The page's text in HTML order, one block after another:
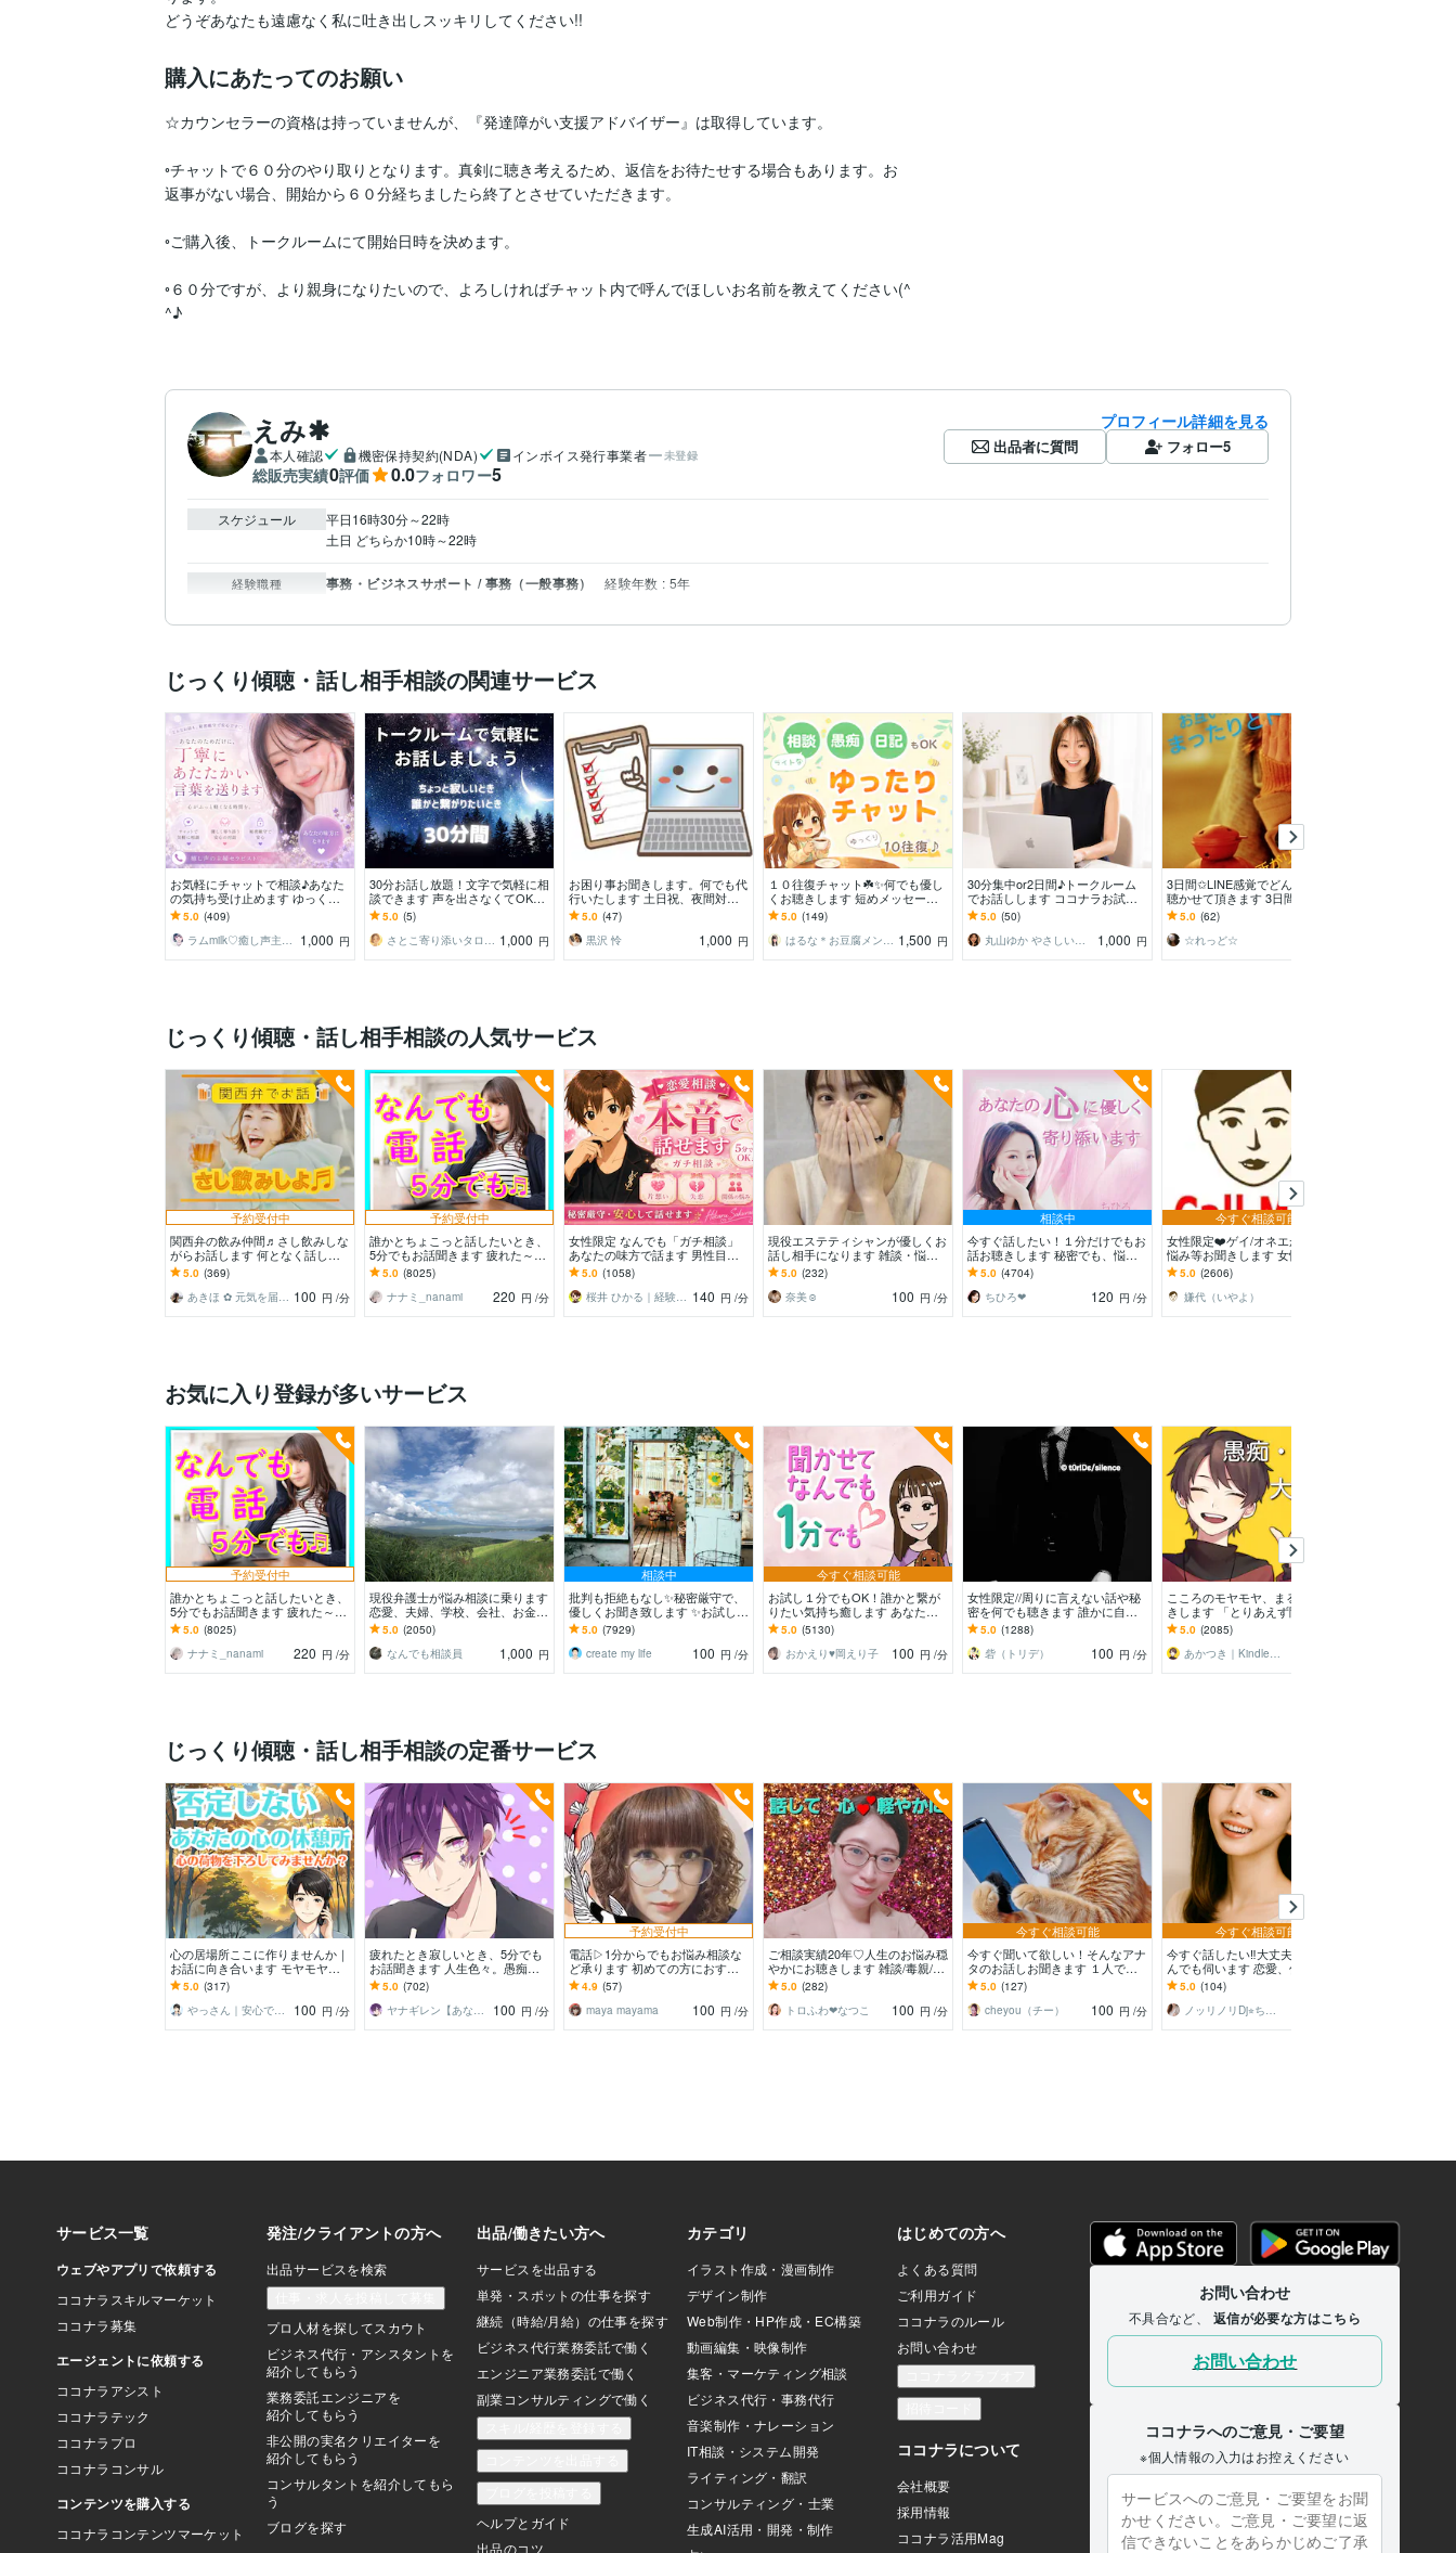
購入にあたってのお願い
☆カウンセラーの資格は持っていませんが、『発達障がい支援アドバイザー』は取得しています。
◦チャットで６０分のやり取りとなります。真剣に聴き考えるため、返信をお待たせする場合もあります。お
返事がない場合、開始から６０分経ちましたら終了とさせていただきます。
◦ご購入後、トークルームにて開始日時を決めます。
◦６０分ですが、より親身になりたいので、よろしければチャット内で呼んでほしいお名前を教えてください(^
^♪
えみ✱
本人確認 機密保持契約(NDA) インボイス発行事業者 未登録
総販売実績0評価 0.0フォロワー5
プロフィール詳細を見る
出品者に質問 フォロー5
スケジュール
平日16時30分～22時
土日 どちらか10時～22時
経験職種 事務・ビジネスサポート / 事務（一般事務） 経験年数 : 5年
じっくり傾聴・話し相手相談の関連サービス
お気軽にチャットで相談♪あなた
の気持ち受け止めます ゆっくり
お話聞きます☆1人じゃないよ☺︎
一緒に考えよう･:*
5.0 (409)
ラムmilk♡癒し声主婦セラピスト･°＊
1,000 円
30分お話し放題！文字で気軽に相
談できます 声を出さなくてOK！
誰にも知られず気軽におしゃべり
放題☆
5.0 (5)
さとこ寄り添いタロットリーディング 1,000 円
お困り事お聞きします。何でも代
行いたします 土日祝、夜間対
応。見積もり、返信早いです。
5.0 (47)
黒沢 怜
1,000 円
１０往復チャット☘️✨何でも優し
くお聴きします 短めメッセージ
派さん向け⭐回数制・話し相手・
雑談・愚痴・相談
5.0 (149)
はるな＊お豆腐メンタルさんの味方 1,500 円
30分集中or2日間♪トークルーム
でお話しします ココナラお試し
利用/相談相手探し/クーポン券有
効活用
5.0 (50)
丸山ゆか やさしい話し相手
1,000 円
3日間✩LINE感覚でどんなお話も
聴かせて頂きます 3日間、お互い
の空いている時間にLINE感覚で
✩.*˚
5.0 (62)
☆れっど☆
じっくり傾聴・話し相手相談の人気サービス
予約受付中
関西弁の飲み仲間♬さし飲みしな
がらお話します 何となく話した
い✨酔った時のいい気分のまま⭐︎
お話しましょう
5.0 (369)
あきほ ✿ 元気を届ける関西女子✨ 100 円 /分
予約受付中
誰かとちょこっと話したいとき、
5分でもお話聞きます 疲れた～、
でもカウンセリングじゃない、な
んとなく雑談聞いて～
5.0 (8025)
ナナミ_nanami
220 円 /分
女性限定 なんでも「ガチ相談」
あなたの味方で話ます 男性目線
で、あなたの恋の“答え”を言葉に
します。
5.0 (1058)
桜井 ひかる｜経験豊富の恋愛相談室 140 円 /分
現役エステティシャンが優しくお
話し相手になります 雑談・悩
み・恋愛相談・秘密・愚痴？話し
て解放されてね°˖✧
5.0 (232)
奈美☺︎
100 円 /分
相談中
今すぐ話したい！１分だけでもお
話お聴きします 秘密でも、悩み
でも、甘えたいな～でも何でもO
Kです♪
5.0 (4704)
ちひろ❤
120 円 /分
今すぐ相談可能
女性限定❤️ゲイ/オネエが愚痴・
悩み等お聞きします 女性限定！
ゲイ/オネエが恋愛/人間関係など
何でも聞くわよ！
5.0 (2606)
嫌代（いやよ）
お気に入り登録が多いサービス
予約受付中
誰かとちょこっと話したいとき、
5分でもお話聞きます 疲れた～、
でもカウンセリングじゃない、な
んとなく雑談聞いて～
5.0 (8025)
ナナミ_nanami
220 円 /分
現役弁護士が悩み相談に乗ります
恋愛、夫婦、学校、会社、お金，
単なる愚痴など何でもOK！
5.0 (2050)
なんでも相談員
1,000 円
相談中
批判も拒絶もなし✨秘密厳守で、
優しくお聞き致します ✨お試し１
分から✨違うかな？と思ったら途
中で切って構いません
5.0 (7929)
create my life
100 円 /分
今すぐ相談可能
お試し１分でもOK！誰かと繋が
りたい気持ち癒します あなたが
主役/カウンセリングじゃない/た
だ静かに寄り添います
5.0 (5130)
おかえり♥️岡えり子
100 円 /分
女性限定//周りに言えない話や秘
密を何でも聴きます 誰かに自分
の中にあるものを聴いて欲しいあ
なたへ
5.0 (1288)
砦（トリデ）
100 円 /分
こころのモヤモヤ、まるっとお聞
きします 「とりあえず聞いてほ
しい」というあなたに。優しく傾
聴します
5.0 (2085)
あかつき｜Kindle本出版中
じっくり傾聴・話し相手相談の定番サービス
心の居場所ここに作りませんか｜
お話に向き合います モヤモヤ／
吐き出したい／願望/不安／秘密
／雑談／安心/本音
5.0 (317)
やっさん｜安心できる心の休憩室
100 円 /分
疲れたとき寂しいとき、5分でも
お話聞きます 人生色々。愚痴や
イライラも低音ボイスでふんわり
包みます☘️
5.0 (702)
ヤナギレン【あなたの心にホッと癒しを】
100 円 /分
予約受付中
電話▷1分からでもお悩み相談な
ど承ります 初めての方におすす
め 限定価格
4.9 (57)
maya mayama
100 円 /分
ご相談実績20年♡人生のお悩み穏
やかにお聴きします 雑談/毒親/メ
ンタル不調/恋愛/仕事/お金/不妊治
療/妊活
5.0 (282)
トロふわ❤なつこ
100 円 /分
今すぐ相談可能
今すぐ聞いて欲しい！そんなアナ
タのお話しお聞きます １人で悩
まないでください こちらは鑑定
無しです
5.0 (127)
cheyou（チー）
100 円 /分
今すぐ相談可能
今すぐ話したい‼︎大丈夫‼︎優しくな
んでも伺います 恋愛、仕事、背
徳感、人には言えない悩みを相談
して下さい
5.0 (104)
ノッリノリDj⭐︎ちかこ⭐︎